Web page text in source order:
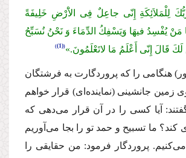
لِلْمَلاَئِكَةِ إِنّى جاعِلٌ فِى الاَْرْضِ خَلِیفَةً
مَنْ یُفْسِدُ فیهَا وَیَسْفِكُ الدِّمَاءَ وَ نَحْنُ نُسَبِّحُ
قَالَ إِنّى أَعْلَمُ مَا لاتَعْلَمُونَ.» (1)
هنگامى را كه پروردگارت به فرشتگان
جانشینى (نماینده‌اى) قرار خواهم
آیا كسى را در آن قرار مى‌دهى كه
كند؟ ما تسبیح و حمد تو را بجا مى‌آوریم
پروردگار فرمود: من حقایقى را